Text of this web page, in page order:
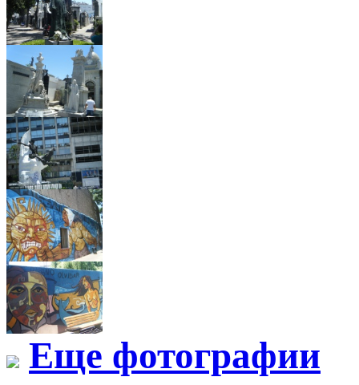
Еще фотографии